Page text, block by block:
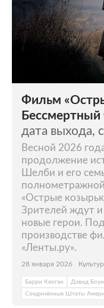
Фильм
Бессмертный
дата выхода,
Весной 2026
продолжение
Шелби и его
«Острые
Зрителей ждут
новые герои.
производстве
«Ленты.ру».
28 января 2026
Барри Кеоган Дэвид Боуи
Соединённые Штаты